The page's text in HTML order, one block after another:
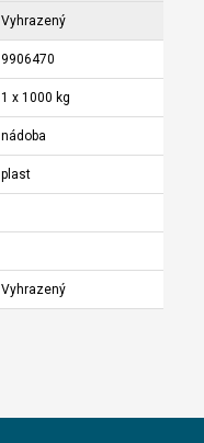
Vyhrazený
9906470
1 x 1000 kg
nádoba
plast
Vyhrazený